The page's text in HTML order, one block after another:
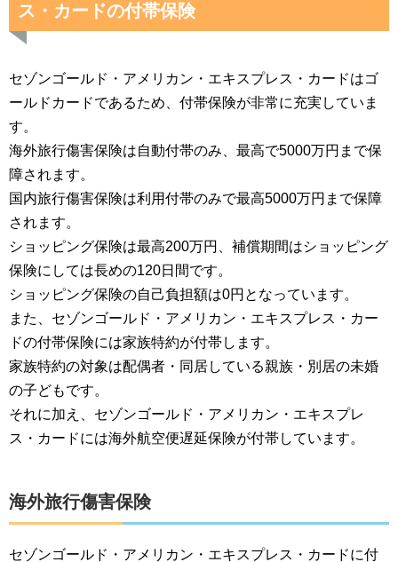
ス・カードの付帯保険
セゾンゴールド・アメリカン・エキスプレス・カードはゴ
ールドカードであるため、付帯保険が非常に充実していま
す。
海外旅行傷害保険は自動付帯のみ、最高で5000万円まで保
障されます。
国内旅行傷害保険は利用付帯のみで最高5000万円まで保障
されます。
ショッピング保険は最高200万円、補償期間はショッピング
保険にしては長めの120日間です。
ショッピング保険の自己負担額は0円となっています。
また、セゾンゴールド・アメリカン・エキスプレス・カー
ドの付帯保険には家族特約が付帯します。
家族特約の対象は配偶者・同居している親族・別居の未婚
の子どもです。
それに加え、セゾンゴールド・アメリカン・エキスプレ
ス・カードには海外航空便遅延保険が付帯しています。
海外旅行傷害保険
セゾンゴールド・アメリカン・エキスプレス・カードに付